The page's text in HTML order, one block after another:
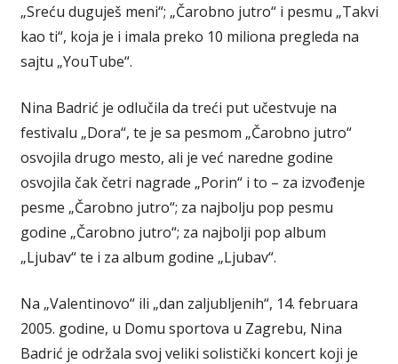
„Sreću duguješ meni“; „Čarobno jutro“ i pesmu „Takvi
kao ti“, koja je i imala preko 10 miliona pregleda na
sajtu „YouTube“.
Nina Badrić je odlučila da treći put učestvuje na
festivalu „Dora“, te je sa pesmom „Čarobno jutro“
osvojila drugo mesto, ali je već naredne godine
osvojila čak četri nagrade „Porin“ i to – za izvođenje
pesme „Čarobno jutro“; za najbolju pop pesmu
godine „Čarobno jutro“; za najbolji pop album
„Ljubav“ te i za album godine „Ljubav“.
Na „Valentinovo“ ili „dan zaljubljenih“, 14. februara
2005. godine, u Domu sportova u Zagrebu, Nina
Badrić je održala svoj veliki solistički koncert koji je